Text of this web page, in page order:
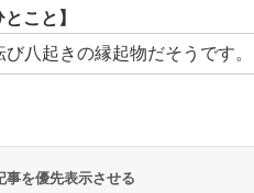
こと】
八起きの縁起物だそうです。
を優先表示させる